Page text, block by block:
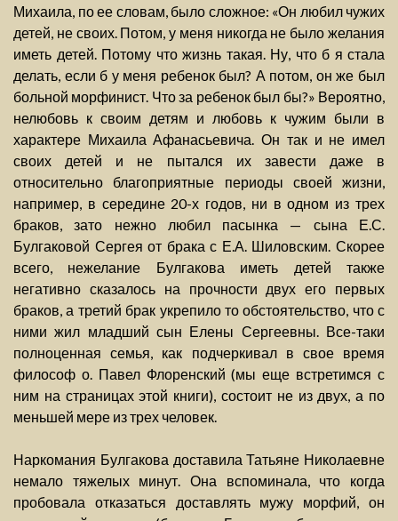
Михаила, по ее словам, было сложное: «Он любил чужих
детей, не своих. Потом, у меня никогда не было желания
иметь детей. Потому что жизнь такая. Ну, что б я стала
делать, если б у меня ребенок был? А потом, он же был
больной морфинист. Что за ребенок был бы?» Вероятно,
нелюбовь к своим детям и любовь к чужим были в
характере Михаила Афанасьевича. Он так и не имел
своих детей и не пытался их завести даже в
относительно благоприятные периоды своей жизни,
например, в середине 20-х годов, ни в одном из трех
браков, зато нежно любил пасынка — сына Е.С.
Булгаковой Сергея от брака с Е.А. Шиловским. Скорее
всего, нежелание Булгакова иметь детей также
негативно сказалось на прочности двух его первых
браков, а третий брак укрепило то обстоятельство, что с
ними жил младший сын Елены Сергеевны. Все-таки
полноценная семья, как подчеркивал в свое время
философ о. Павел Флоренский (мы еще встретимся с
ним на страницах этой книги), состоит не из двух, а по
меньшей мере из трех человек.
Наркомания Булгакова доставила Татьяне Николаевне
немало тяжелых минут. Она вспоминала, что когда
пробовала отказаться доставлять мужу морфий, он